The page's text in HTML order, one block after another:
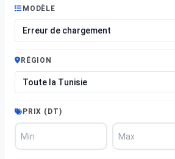
MODÈLE
RÉGION
PRIX (DT)